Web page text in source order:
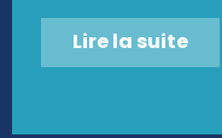
Lire la suite